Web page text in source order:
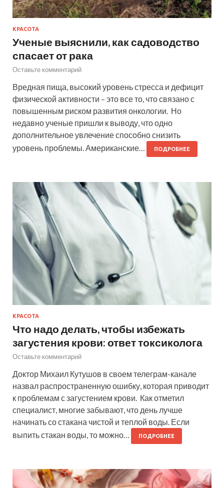
КРАСОТА
Ученые выяснили, как садоводство
спасает от рака
Оставьте комментарий
Вредная пища, высокий уровень стресса и дефицит
физической активности – это все то, что связано с
повышенным риском развития онкологии. Но
недавно ученые пришли к выводу, что одно
дополнительное увлечение способно снизить
уровень проблемы. Американские…
ПОДРОБНЕЕ
КРАСОТА
Что надо делать, чтобы избежать
загустения крови: ответ токсиколога
Оставьте комментарий
Доктор Михаил Кутушов в своем телеграм-канале
назвал распространенную ошибку, которая приводит
к проблемам с загустением крови. Как отметил
специалист, многие забывают, что день лучше
начинать со стакана чистой и теплой воды. Если
выпить стакан воды, то можно…
ПОДРОБНЕЕ